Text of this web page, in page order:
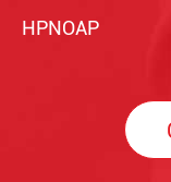
HPNOAP